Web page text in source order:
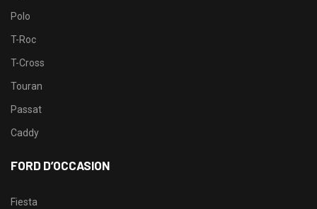
Polo
T-Roc
T-Cross
Touran
Passat
Caddy
FORD D’OCCASION
Fiesta